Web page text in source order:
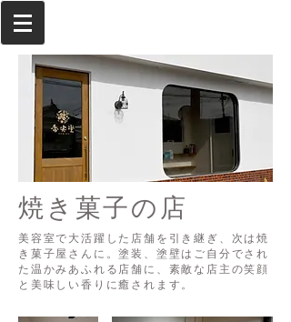
焼き菓子の店
美容室で大活躍した店舗を引き継ぎ、次は焼
き菓子屋さんに。塗装、塗壁はご自分でされ
た温かみあふれる店舗に、素敵な店主の笑顔
と美味しい香りに癒されます。